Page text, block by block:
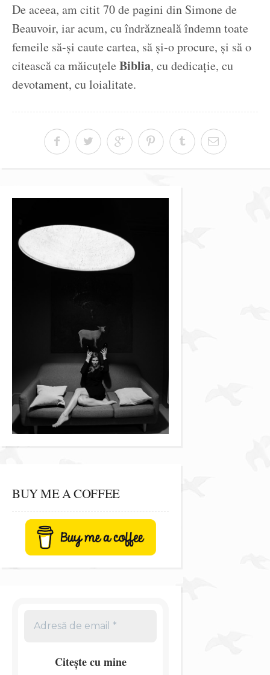
De aceea, am citit 70 de pagini din Simone de
Beauvoir, iar acum, cu îndrăzneală îndemn toate
femeile să-și caute cartea, să și-o procure, și să o
citească ca măicuțele Biblia, cu dedicație, cu
devotament, cu loialitate.
BUY ME A COFFEE
Citește cu mine